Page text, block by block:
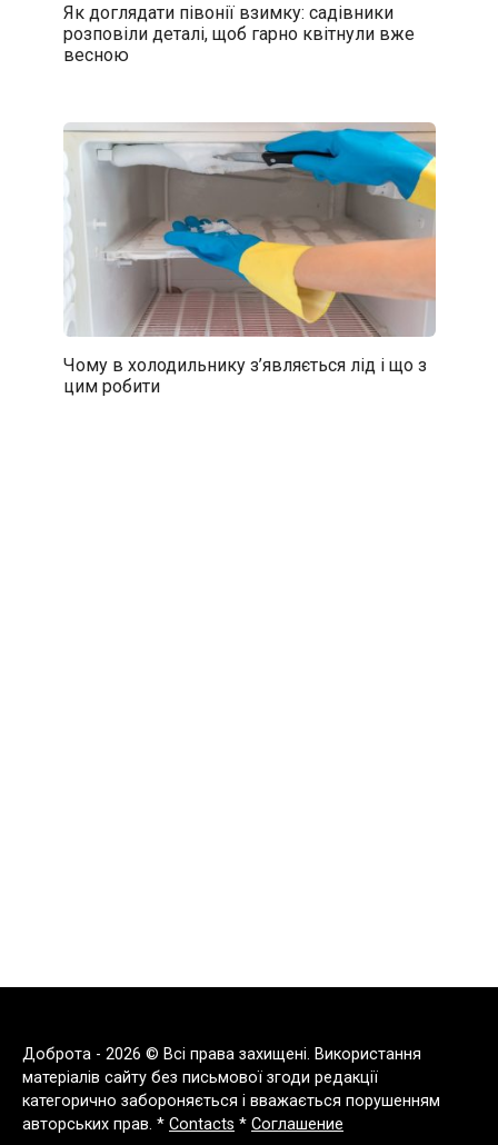
Як доглядати півонії взимку: садівники
розповіли деталі, щоб гарно квітнули вже
весною
Чому в холодильнику з’являється лід і що з
цим робити
Доброта - 2026 © Всі права захищені. Використання
матеріалів сайту без письмової згоди редакції
категорично забороняється і вважається порушенням
авторських прав. * Contacts * Соглашение